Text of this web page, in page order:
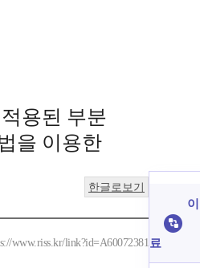
용된 부분
을 이용한
한글로보기
www.riss.kr/link?id=A60072381료